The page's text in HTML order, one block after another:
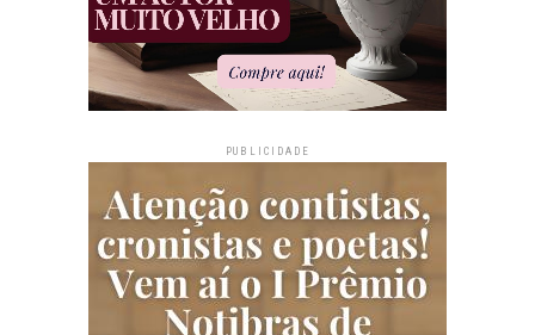
PUBLICIDADE